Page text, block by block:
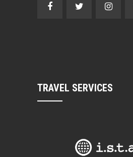
TRAVEL SERVICES